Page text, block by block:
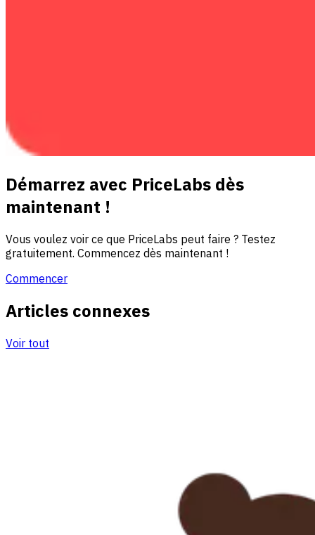
Démarrez avec PriceLabs dès
maintenant !
Vous voulez voir ce que PriceLabs peut faire ? Testez
gratuitement. Commencez dès maintenant !
Commencer
Articles connexes
Voir tout